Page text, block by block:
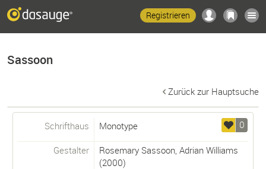
Registrieren
Sassoon
Zurück zur Hauptsuche
0
Schrifthaus Monotype
Gestalter Rosemary Sassoon, Adrian Williams
(2000)